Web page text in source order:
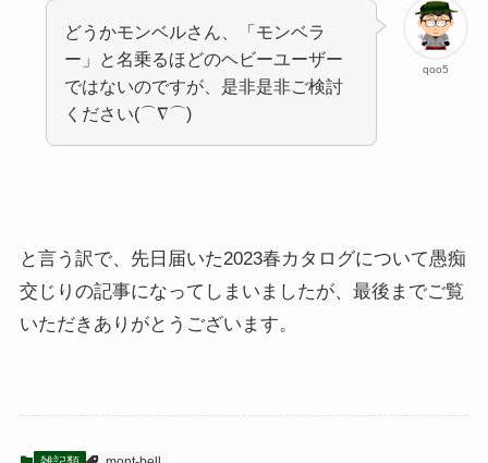
qoo5
どうかモンベルさん、「モンベラ
ー」と名乗るほどのヘビーユーザー
ではないのですが、是非是非ご検討
ください(⌒∇⌒)
と言う訳で、先日届いた2023春カタログについて愚痴
交じりの記事になってしまいましたが、最後までご覧
いただきありがとうございます。